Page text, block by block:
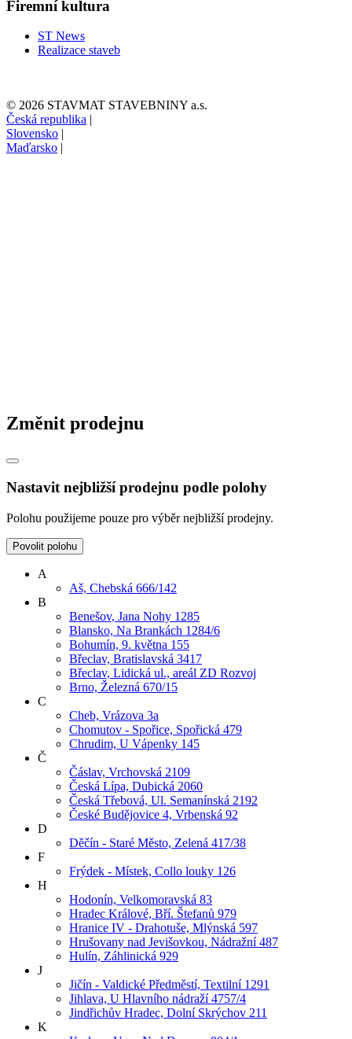
Firemní kultura
ST News
Realizace staveb
© 2026 STAVMAT STAVEBNINY a.s.
Česká republika |
Slovensko |
Maďarsko |
Změnit prodejnu
Nastavit nejbližší prodejnu podle polohy
Polohu použijeme pouze pro výběr nejbližší prodejny.
Povolit polohu
A
Aš, Chebská 666/142
B
Benešov, Jana Nohy 1285
Blansko, Na Brankách 1284/6
Bohumín, 9. května 155
Břeclav, Bratislavská 3417
Břeclav, Lidická ul., areál ZD Rozvoj
Brno, Železná 670/15
C
Cheb, Vrázova 3a
Chomutov - Spořice, Spořická 479
Chrudim, U Vápenky 145
Č
Čáslav, Vrchovská 2109
Česká Lípa, Dubická 2060
Česká Třebová, Ul. Semanínská 2192
České Budějovice 4, Vrbenská 92
D
Děčín - Staré Město, Zelená 417/38
F
Frýdek - Místek, Collo louky 126
H
Hodonín, Velkomoravská 83
Hradec Králové, Bří. Štefanů 979
Hranice IV - Drahotuše, Mlýnská 597
Hrušovany nad Jevišovkou, Nádražní 487
Hulín, Záhlinická 929
J
Jičín - Valdické Předměstí, Textilní 1291
Jihlava, U Hlavního nádraží 4757/4
Jindřichův Hradec, Dolní Skrýchov 211
K